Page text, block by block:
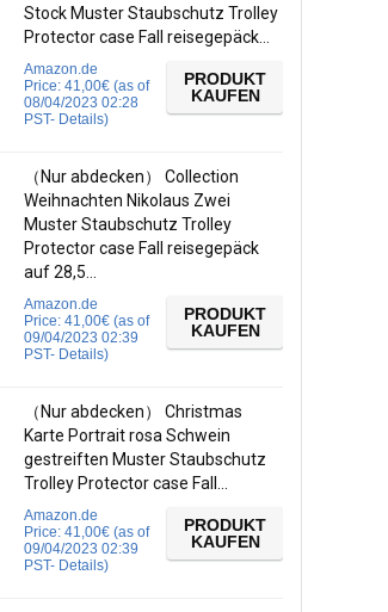
Stock Muster Staubschutz Trolley
Protector case Fall reisegepäck…
Amazon.de
Price: 41,00€ (as of
08/04/2023 02:28
PST- Details)
PRODUKT
KAUFEN
（Nur abdecken） Collection
Weihnachten Nikolaus Zwei
Muster Staubschutz Trolley
Protector case Fall reisegepäck
auf 28,5…
Amazon.de
Price: 41,00€ (as of
09/04/2023 02:39
PST- Details)
PRODUKT
KAUFEN
（Nur abdecken） Christmas
Karte Portrait rosa Schwein
gestreiften Muster Staubschutz
Trolley Protector case Fall…
Amazon.de
Price: 41,00€ (as of
09/04/2023 02:39
PST- Details)
PRODUKT
KAUFEN